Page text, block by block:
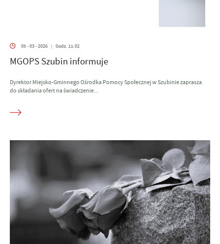
05 - 03 - 2026 | Godz. 11:02
MGOPS Szubin informuje
Dyrektor Miejsko-Gminnego Ośrodka Pomocy Społecznej w Szubinie zaprasza
do składania ofert na świadczenie...